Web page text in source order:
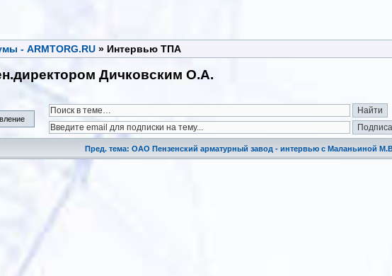
- ARMTORG.RU » Интервью ТПА
Дичковским О.А.
Пред. тема: ОАО Пензенский арматурный завод - интервью c Маланьиной